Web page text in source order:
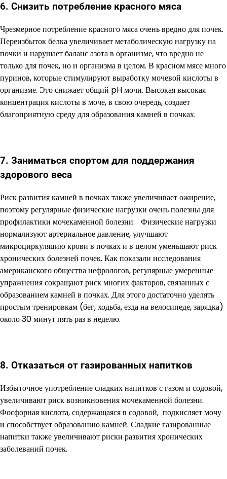
6. Снизить потребление красного мяса
Чрезмерное потребление красного мяса очень вредно для почек.
Переизбыток белка увеличивает метаболическую нагрузку на
почки и нарушает баланс азота в организме, что вредно не
только для почек, но и организма в целом. В красном мясе много
пуринов, которые стимулируют выработку мочевой кислоты в
организме. Это снижает общий pH мочи. Высокая высокая
концентрация кислоты в моче, в свою очередь, создает
благоприятную среду для образования камней в почках.
7. Заниматься спортом для поддержания
здорового веса
Риск развития камней в почках также увеличивает ожирение,
поэтому регулярные физические нагрузки очень полезны для
профилактики мочекаменной болезни. Физические нагрузки
нормализуют артериальное давление, улучшают
микроциркуляцию крови в почках и в целом уменьшают риск
хронических болезней почек. Как показали исследования
американского общества нефрологов, регулярные умеренные
упражнения сокращают риск многих факторов, связанных с
образованием камней в почках. Для этого достаточно уделять
простым тренировкам (бег, ходьба, езда на велосипеде, зарядка)
около 30 минут пять раз в неделю.
8. Отказаться от газированных напитков
Избыточное употребление сладких напитков с газом и содовой,
увеличивают риск возникновения мочекаменной болезни.
Фосфорная кислота, содержащаяся в содовой, подкисляет мочу
и способствует образованию камней. Сладкие газированные
напитки также увеличивают риски развития хронических
заболеваний почек.